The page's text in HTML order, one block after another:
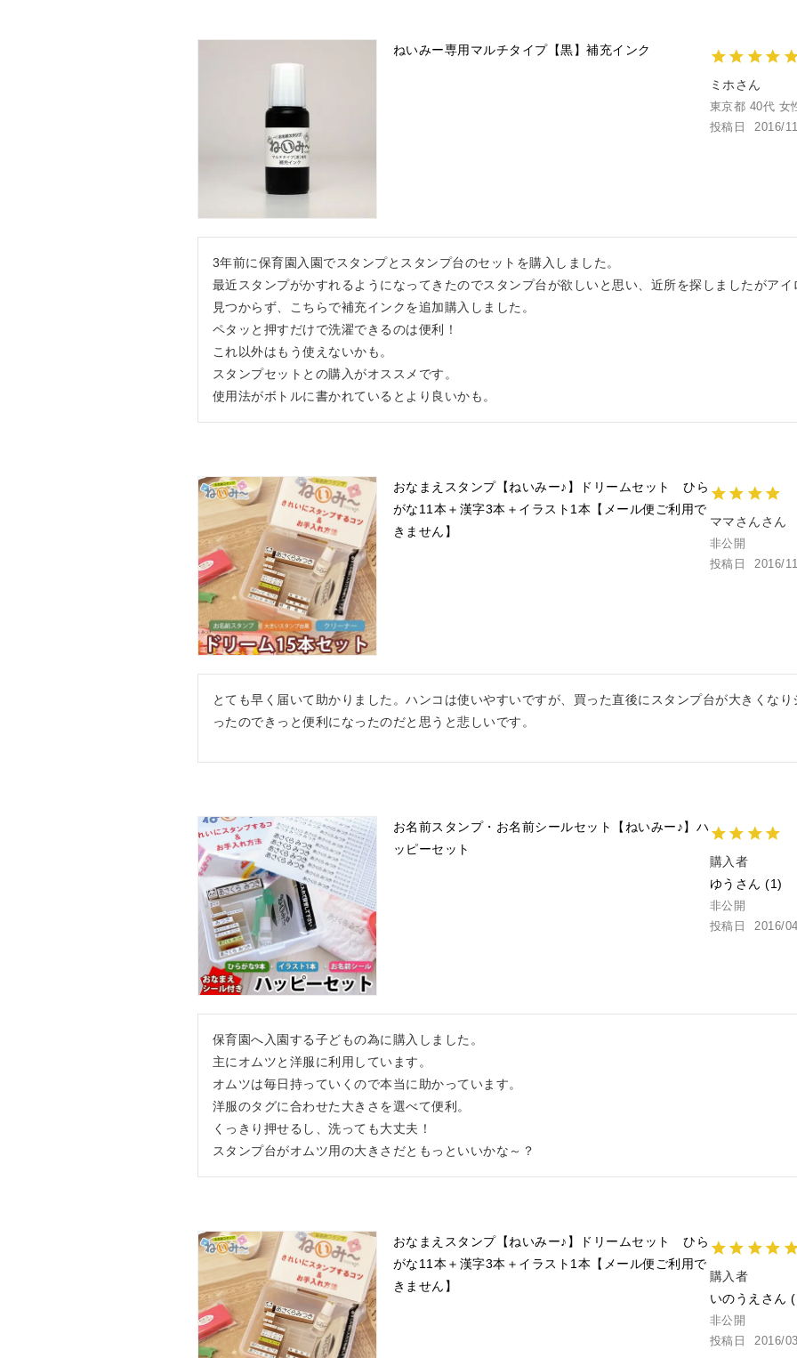
ねいみー専用マルチタイプ【黒】補充インク
ミホ
東京都 40代 女
投稿日
2016/
3年前に保育園入園でスタンプとスタンプ台のセットを購入しました。
最近スタンプがかすれるようになってきたのでスタンプ台が欲しいと思い、近所を探しましたがア
見つからず、こちらで補充インクを追加購入しました。
ペタッと押すだけで洗濯できるのは便利！
これ以外はもう使えないかも。
スタンプセットとの購入がオススメです。
使用法がボトルに書かれているとより良いかも。
おなまえスタンプ【ねいみー♪】ドリームセット ひら
がな11本＋漢字3本＋イラスト1本【メール便ご利用で
きません】
ママさん
非公開
投稿日
2016/
とても早く届いて助かりました。ハンコは使いやすいですが、買った直後にスタンプ台が大きくな
ったのできっと便利になったのだと思うと悲しいです。
お名前スタンプ・お名前シールセット【ねいみー♪】ハ
ッピーセット
購入者
ゆう
1
非公開
投稿日
2016/
保育園へ入園する子どもの為に購入しました。
主にオムツと洋服に利用しています。
オムツは毎日持っていくので本当に助かっています。
洋服のタグに合わせた大きさを選べて便利。
くっきり押せるし、洗っても大丈夫！
スタンプ台がオムツ用の大きさだともっといいかな～？
おなまえスタンプ【ねいみー♪】ドリームセット ひら
がな11本＋漢字3本＋イラスト1本【メール便ご利用で
きません】
購入者
いのうえ
非公開
投稿日
2016/